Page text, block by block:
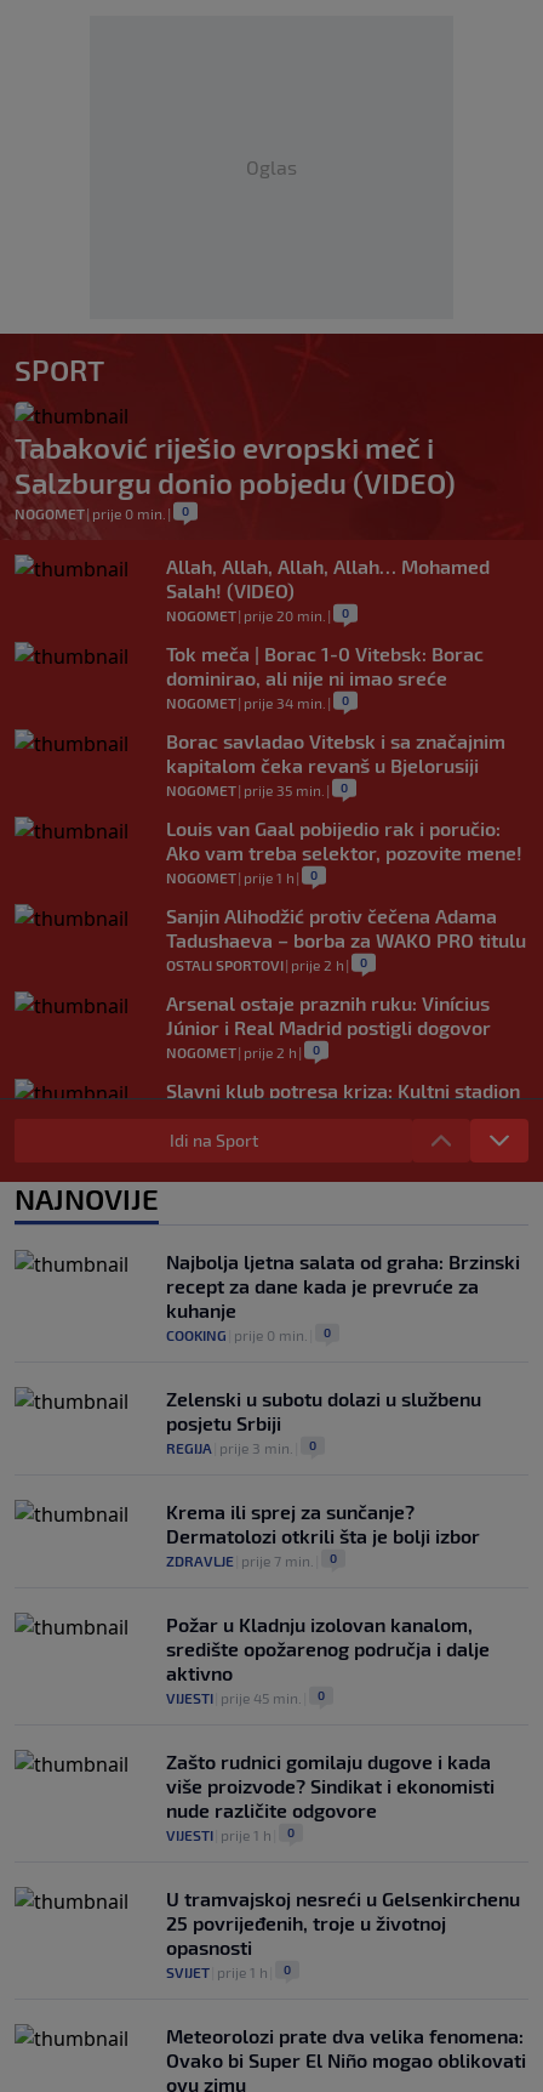
Oglas
SPORT
Tabaković riješio evropski meč i
Salzburgu donio pobjedu (VIDEO)
NOGOMET| prije 0 min. | 0
Allah, Allah, Allah, Allah… Mohamed
Salah! (VIDEO)
NOGOMET| prije 20 min. | 0
Tok meča | Borac 1-0 Vitebsk: Borac
dominirao, ali nije ni imao sreće
NOGOMET| prije 34 min. | 0
Borac savladao Vitebsk i sa značajnim
kapitalom čeka revanš u Bjelorusiji
NOGOMET| prije 35 min. | 0
Louis van Gaal pobijedio rak i poručio:
Ako vam treba selektor, pozovite mene!
NOGOMET| prije 1 h | 0
Sanjin Alihodžić protiv čečena Adama
Tadushaeva – borba za WAKO PRO titulu
OSTALI SPORTOVI| prije 2 h | 0
Arsenal ostaje praznih ruku: Vinícius
Júnior i Real Madrid postigli dogovor
NOGOMET| prije 2 h | 0
Slavni klub potresa kriza: Kultni stadion
u Italiji bit će prazan na početku sezone,
navijači objavili rat upravi
Idi na Sport
NAJNOVIJE
Najbolja ljetna salata od graha: Brzinski
recept za dane kada je prevruće za
kuhanje
COOKING prije 0 min. 0
Zelenski u subotu dolazi u službenu
posjetu Srbiji
REGIJA prije 3 min. 0
Krema ili sprej za sunčanje?
Dermatolozi otkrili šta je bolji izbor
ZDRAVLJE prije 7 min. 0
Požar u Kladnju izolovan kanalom,
središte opožarenog područja i dalje
aktivno
VIJESTI prije 45 min. 0
Zašto rudnici gomilaju dugove i kada
više proizvode? Sindikat i ekonomisti
nude različite odgovore
VIJESTI prije 1 h 0
U tramvajskoj nesreći u Gelsenkirchenu
25 povrijeđenih, troje u životnoj
opasnosti
SVIJET prije 1 h 0
Meteorolozi prate dva velika fenomena:
Ovako bi Super El Niño mogao oblikovati
ovu zimu